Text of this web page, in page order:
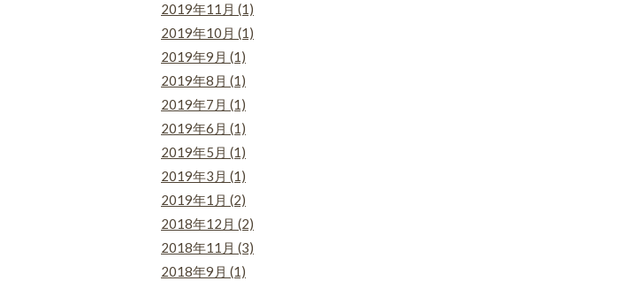
2019年11月 (1)
2019年10月 (1)
2019年9月 (1)
2019年8月 (1)
2019年7月 (1)
2019年6月 (1)
2019年5月 (1)
2019年3月 (1)
2019年1月 (2)
2018年12月 (2)
2018年11月 (3)
2018年9月 (1)